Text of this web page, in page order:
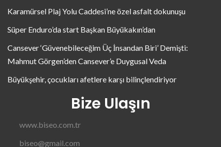
Karamürsel Plaj Yolu Caddesi’ne özel asfalt dokunuşu
Süper Enduro’da start Başkan Büyükakın’dan
Cansever ‘Güvenebileceğim Üç İnsandan Biri’ Demişti:
Mahmut Görgen’den Cansever’e Duygusal Veda
Büyükşehir, çocukları afetlere karşı bilinçlendiriyor
Bize Ulaşın
www.biseo.com.tr
biseo@gmail.com